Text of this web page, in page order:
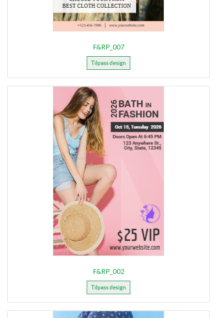
F&RP_007
Tilpass design
F&RP_002
Tilpass design